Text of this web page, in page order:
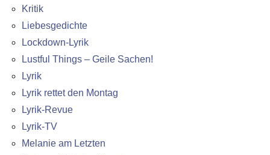
Kritik
Liebesgedichte
Lockdown-Lyrik
Lustful Things – Geile Sachen!
Lyrik
Lyrik rettet den Montag
Lyrik-Revue
Lyrik-TV
Melanie am Letzten